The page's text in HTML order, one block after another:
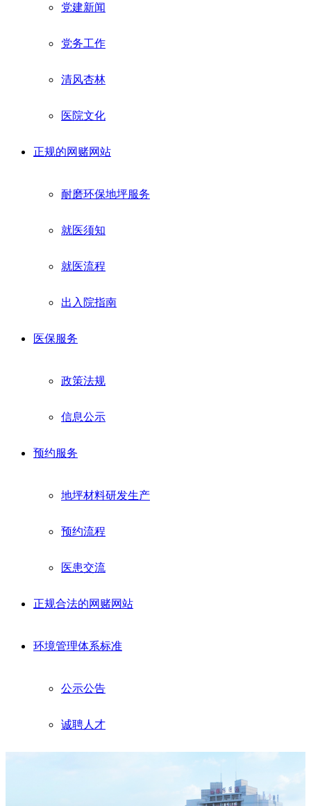
党建新闻
党务工作
清风杏林
医院文化
正规的网赌网站
耐磨环保地坪服务
就医须知
就医流程
出入院指南
医保服务
政策法规
信息公示
预约服务
地坪材料研发生产
预约流程
医患交流
正规合法的网赌网站
环境管理体系标准
公示公告
诚聘人才